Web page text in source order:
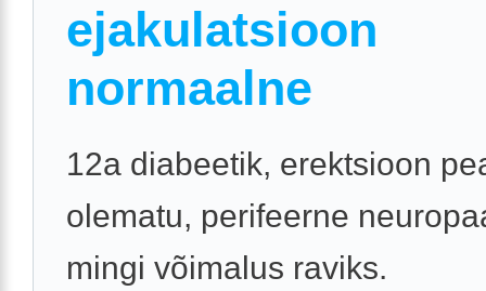
ejakulatsioon
normaalne
12a diabeetik, erektsioon
olematu, perifeerne
mingi võimalus raviks.